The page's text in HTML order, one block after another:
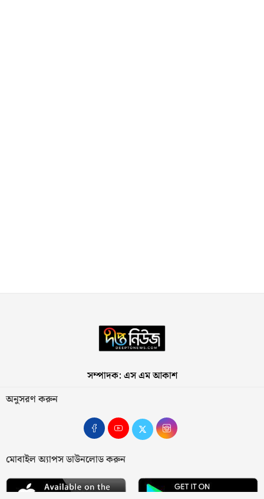
সম্পাদক: এস এম আকাশ
অনুসরণ করুন
মোবাইল অ্যাপস ডাউনলোড করুন